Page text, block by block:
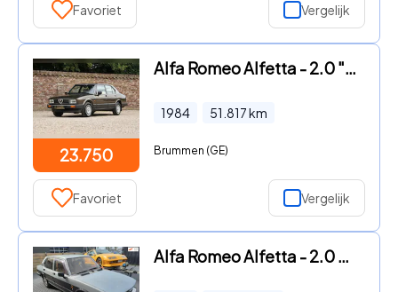
Favoriet Vergelijk
23.750
Alfa Romeo Alfetta - 2.0 "51.000 kilometers" "Last year production model" for the
1984 51.817km
Brummen (GE)
Favoriet Vergelijk
Alfa Romeo Alfetta - 2.0 QV 4drs 5-bak